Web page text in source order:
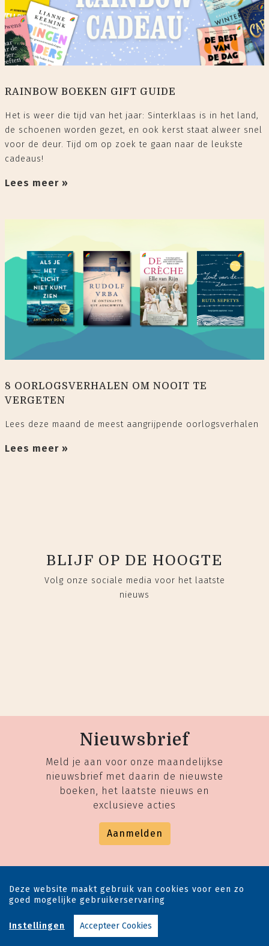
RAINBOW BOEKEN GIFT GUIDE
Het is weer die tijd van het jaar: Sinterklaas is in het land,
de schoenen worden gezet, en ook kerst staat alweer snel
voor de deur. Tijd om op zoek te gaan naar de leukste
cadeaus!⁠
Lees meer »
8 OORLOGSVERHALEN OM NOOIT TE
VERGETEN
Lees deze maand de meest aangrijpende oorlogsverhalen
Lees meer »
BLIJF OP DE HOOGTE
Volg onze sociale media voor het laatste
nieuws
Nieuwsbrief
Meld je aan voor onze maandelijkse
nieuwsbrief met daarin de nieuwste
boeken, het laatste nieuws en
exclusieve acties
Aanmelden
Deze website maakt gebruik van cookies voor een zo
goed mogelijke gebruikerservaring
Instellingen Accepteer Cookies